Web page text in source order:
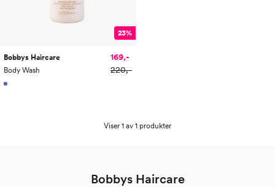
23%
Bobbys Haircare
Body Wash
169,-
220,-
Viser 1 av 1 produkter
Bobbys Haircare